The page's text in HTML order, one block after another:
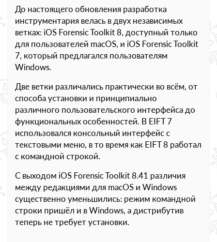
До настоящего обновления разработка
инструментария велась в двух независимых
ветках: iOS Forensic Toolkit 8, доступный только
для пользователей macOS, и iOS Forensic Toolkit
7, который предлагался пользователям
Windows.
Две ветки различались практически во всём, от
способа установки и принципиально
различного пользовательского интерфейса до
функциональных особенностей. В EIFT 7
использовался консольный интерфейс с
текстовыми меню, в то время как EIFT 8 работал
с командной строкой.
С выходом iOS Forensic Toolkit 8.41 различия
между редакциями для macOS и Windows
существенно уменьшились: режим командной
строки пришёл и в Windows, а дистрибутив
теперь не требует установки.